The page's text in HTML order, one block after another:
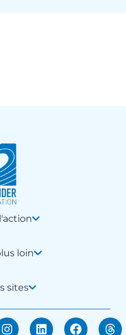
loin
sites